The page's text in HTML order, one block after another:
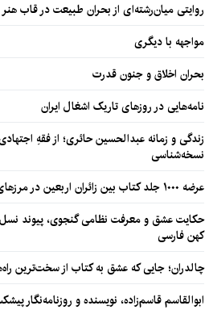
روایتی میان‌رشته‌ای از بحران طبیعت در قاب هنر
مواجهه با دیگری
بحران اخلاق و جنون قدرت
نامه‌هایی در روزهای تاریک اشغال ایران
زندگی و زمانه عبدالحسین حائری؛ از فقهِ
نسخه‌شناسی
عرضه ۱۰۰۰ جلد کتاب بین زائران اربعین در مرزهای کرمانشاه
حکایت عشق و معرفت نظامی گنجوی، پیوند نسل
کهن فارسی
چالدران؛ جایی که عشق به کتاب از سخت‌ترین
ابوالقاسم قاسم‌زاده، نویسنده و روزنامه‌نگار